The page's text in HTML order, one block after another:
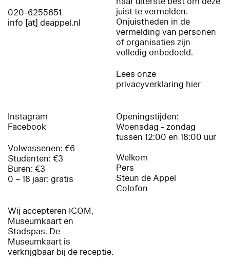
020-6255651
info [at] deappel.nl
juist te vermelden.
Onjuistheden in de
vermelding van personen
of organisaties zijn
volledig onbedoeld.
Lees onze
privacyverklaring hier
Instagram
Facebook
Volwassenen: €6
Studenten: €3
Buren: €3
0 – 18 jaar: gratis
Wij accepteren ICOM,
Museumkaart en
Stadspas. De
Museumkaart is
verkrijgbaar bij de receptie.
Openingstijden:
Woensdag - zondag
tussen 12:00 en 18:00 uur
Welkom
Pers
Steun de Appel
Colofon